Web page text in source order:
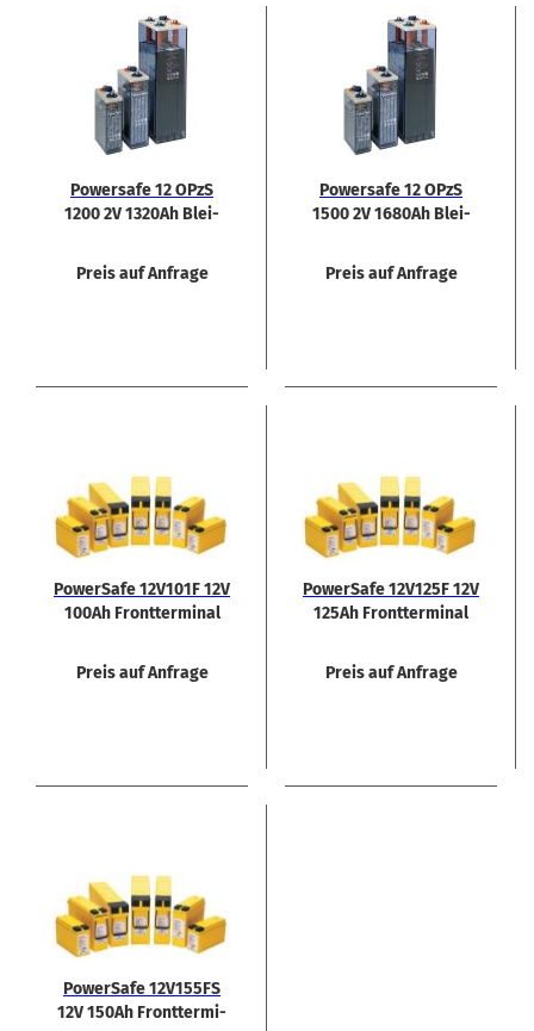
Power­safe 12 OPzS
1200 2V 1320Ah Blei-​
Preis auf Anfrage
Power­safe 12 OPzS
1500 2V 1680Ah Blei-​
Preis auf Anfrage
Power­Safe 12V101F 12V
100Ah Front­ter­mi­nal
Preis auf Anfrage
Power­Safe 12V125F 12V
125Ah Front­ter­mi­nal
Preis auf Anfrage
Power­Safe 12V155FS
12V 150Ah Front­ter­mi­